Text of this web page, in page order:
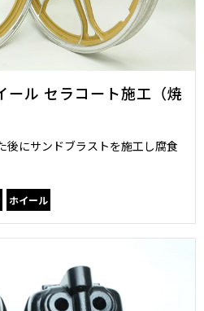
ール セラコート施工（焼
後にサンドブラストを施工し腐食
ホイール